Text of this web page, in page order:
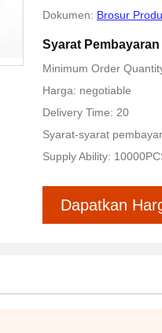
Dokumen: Brosur
Syarat
Minimum Order
Harga: negotiable
Delivery Time: 20
Syarat-syarat
Supply Ability:
Dapatkan